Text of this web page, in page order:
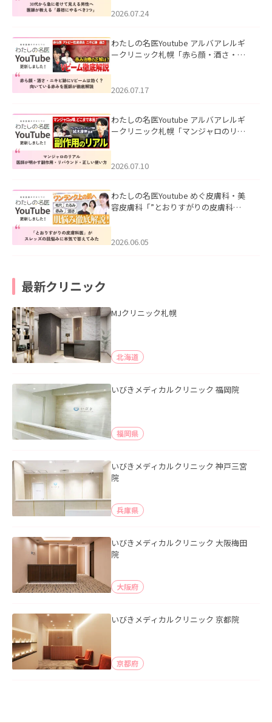
た。
2026.07.24
わたしの名医Youtube アルバアレルギ
ークリニック札幌「赤ら顔・酒さ・ニ
した。
2026.07.17
わたしの名医Youtube アルバアレルギ
ークリニック札幌「マンジャロのリア
た。
2026.07.10
わたしの名医Youtube めぐ皮膚科・美
容皮膚科「”とおりすがりの皮膚科
2026.06.05
最新クリニック
MJクリニック札幌
北海道
いびきメディカルクリニック 福岡院
福岡県
いびきメディカルクリニック 神戸三宮
院
兵庫県
いびきメディカルクリニック 大阪梅田
院
大阪府
いびきメディカルクリニック 京都院
京都府